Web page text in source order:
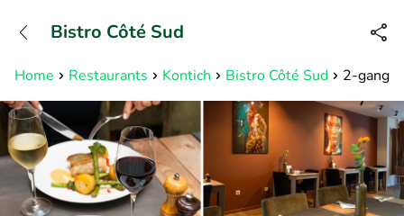
Bereikbaar tot 23:00 uur
Home Restaurants Kontich Bistro Côté Sud 2-
Bistro Côté Sud